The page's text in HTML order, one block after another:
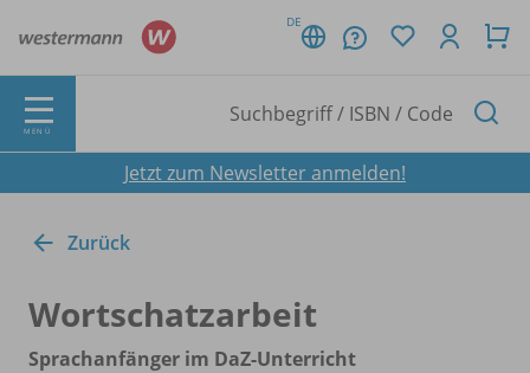
DE
MENÜ
Jetzt zum Newsletter anmelden!
Zurück
Wortschatzarbeit
Sprachanfänger im DaZ-Unterricht